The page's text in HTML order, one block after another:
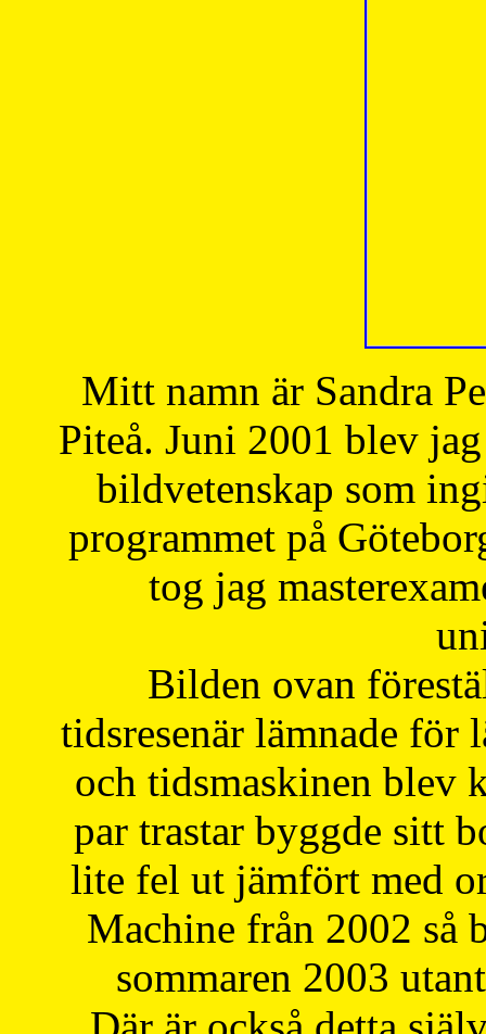
Mitt namn är Sandra
Piteå. Juni 2001 blev
bildvetenskap som
programmet på
tog jag
Bilden ovan
tidsresenär lämnade för
och tidsmaskinen blev
par trastar byggde sitt
lite fel ut jämfört med
Machine från 2002 så
sommaren 2003